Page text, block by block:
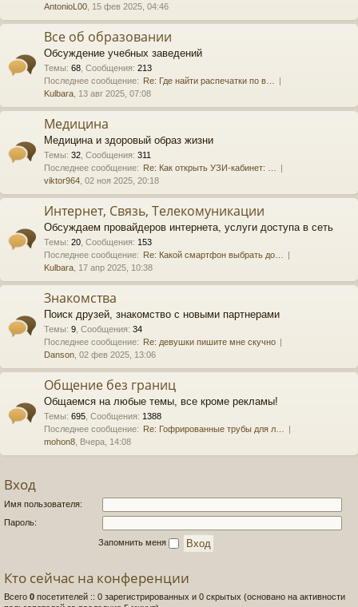
AntonioL00 , 15 фев 2025, 04:46
Все об образовании
Обсуждение учебных заведений
Темы: 68 Сообщения: 213
Последнее сообщение: Re: Где найти распечатки по в…
Kulbara , 13 авг 2025, 07:08
Медицина
Медицина и здоровый образ жизни
Темы: 32 Сообщения: 311
Последнее сообщение: Re: Как открыть УЗИ-кабинет: …
viktor964 , 02 ноя 2025, 20:18
Интернет, Связь, Телекомуникации
Обсуждаем провайдеров интернета, услуги доступа в сеть
Темы: 20 Сообщения: 153
Последнее сообщение: Re: Какой смартфон выбрать до…
Kulbara , 17 апр 2025, 10:38
Знакомства
Поиск друзей, знакомство с новыми партнерами
Темы: 9 Сообщения: 34
Последнее сообщение: Re: девушки пишите мне скучно
Danson , 02 фев 2025, 13:06
Общение без границ
Общаемся на любые темы, все кроме рекламы!
Темы: 695 Сообщения: 1388
Последнее сообщение: Re: Гофрированные трубы для л…
mohon8 , Вчера, 14:08
Вход
Имя пользователя:
Пароль:
Запомнить меня
Кто сейчас на конференции
Всего 0 посетителей :: 0 зарегистрированных и 0 скрытых (основано на активности